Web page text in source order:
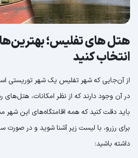
هتل های تفلیس؛ بهترین‌ها
انتخاب کنید
از آن‌جایی که شهر تفلیس یک شهر توریستی
در آن وجود دارند که از نظر امکانات، هتل‌های
باید دقت کنید که همه اقامتگاه‌های این شهر
برای رزرو، با لیست زیر آشنا شوید و در صورت
داشته باشید: